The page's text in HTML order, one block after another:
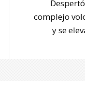
complejo
y se